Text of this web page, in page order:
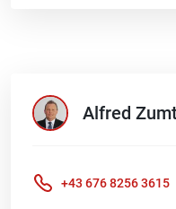
Alfred
+43 676 8256 3615